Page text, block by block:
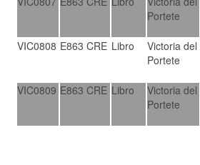
Portete
VIC0808 E863 CRE Libro
Victoria del
Portete
VIC0809 E863 CRE Libro
Victoria del
Portete